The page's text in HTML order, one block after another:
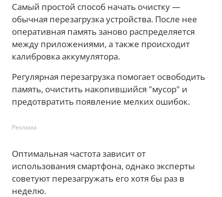
Самый простой способ начать очистку —
обычная перезагрузка устройства. После нее
оперативная память заново распределяется
между приложениями, а также происходит
калибровка аккумулятора.
Регулярная перезагрузка помогает освободить
память, очистить накопившийся "мусор" и
предотвратить появление мелких ошибок.
Реклама
Оптимальная частота зависит от
использования смартфона, однако эксперты
советуют перезагружать его хотя бы раз в
неделю.